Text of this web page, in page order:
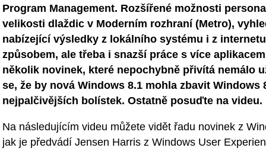
Program Management. Rozšířené možnosti
velikosti dlaždic v Moderním rozhraní (Metro),
nabízející výsledky z lokálního systému i z
způsobem, ale třeba i snazší práce s více
několik novinek, které nepochybně přivítá nemálo
se, že by nová Windows 8.1 mohla zbavit Windows
nejpalčivějších bolístek. Ostatně posuďte na videu.
Na následujícím videu můžete vidět řadu novinek z
jak je předvádí Jensen Harris z Windows User